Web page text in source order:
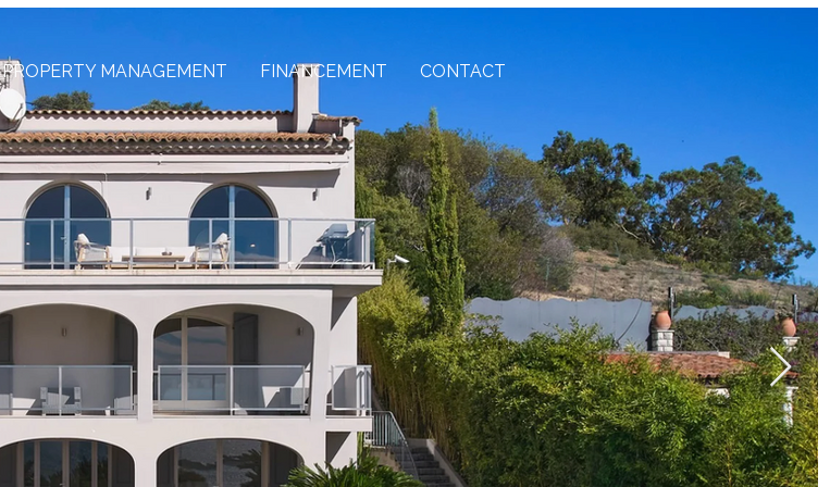
PROPERTY MANAGEMENT FINANCEMENT CONTACT